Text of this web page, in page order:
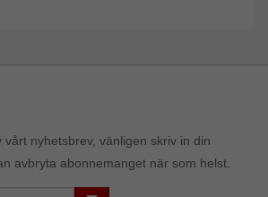
vårt nyhetsbrev, vänligen skriv in din
avbryta abonnemanget när som helst.